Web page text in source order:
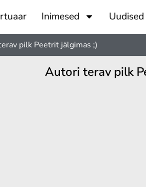
Inimesed Uudised
pilk Peetrit jälgimas ;)
Autori terav pilk